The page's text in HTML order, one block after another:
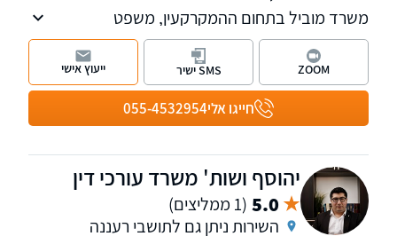
משרד מוביל בתחום ההמקרקעין, משפט
האזרחי-מסחרי ודיני משפחה. משרדנו מספק
שירותים בנושאים: עסקאות מכר, פירוק שיתוף,
ליקויי בניה, עריכת הסכמים מסחריים וייצוג חברות.
חייגו אלי055-4532954
ZOOM SMS ישיר ייעוץ אישי
יהוסף ושות' משרד עורכי דין
5.0 (1 ממליצים)
השירות ניתן גם לתושבי רעננה